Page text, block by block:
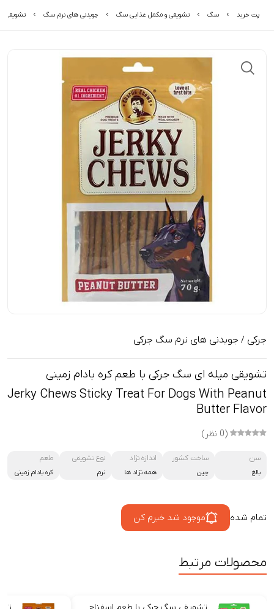
پت خرید سگ تشویقی و مکمل غذایی سگ جویدنی های نرم سگ تشویقی
جرکی / جویدنی های نرم سگ جرکی
تشویقی میله ای سگ جرکی با طعم کره بادام زمینی
Jerky Chews Sticky Treat For Dogs With Peanut
Butter Flavor
(0 نظر)
سن
بالغ
ساخت کشور
چین
اندازه نژاد
همه نژاد ها
نوع تشویقی
نرم
طعم
کره بادام زمینی
تمام شده موجود شد خبرم کن
محصولات مرتبط